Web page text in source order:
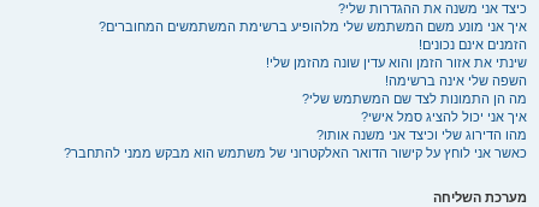
כיצד אני משנה את ההגדרות שלי?
איך אני מונע משם המשתמש שלי מלהופיע ברשימת המשתמשים המחוברים?
הזמנים אינם נכונים!
שינתי את אזור הזמן והוא עדין שונה מהזמן שלי!
השפה שלי אינה ברשימה!
מה הן התמונות לצד שם המשתמש שלי?
איך אני יכול להציג סמל אישי?
מהו הדירוג שלי וכיצד אני משנה אותו?
כאשר אני לוחץ על קישור הדואר האלקטרוני של משתמש הוא מבקש ממני להתחבר?
מערכת השליחה